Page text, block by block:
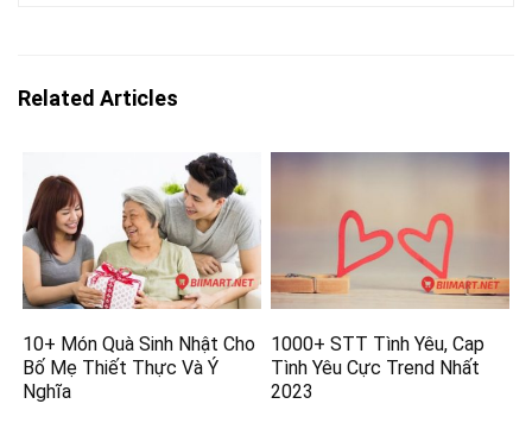
Related Articles
10+ Món Quà Sinh Nhật Cho
Bố Mẹ Thiết Thực Và Ý
Nghĩa
1000+ STT Tình Yêu, Cap
Tình Yêu Cực Trend Nhất
2023